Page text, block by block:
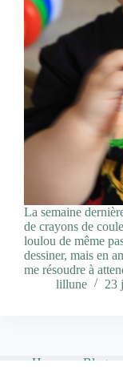
La semaine
de crayons de
loulou de même
dessiner, mais en
me résoudre à
lillune
23
Home Blog